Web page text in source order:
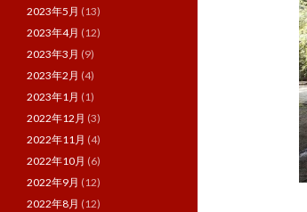
2023年5月 (13)
2023年4月 (12)
2023年3月 (9)
2023年2月 (4)
2023年1月 (1)
2022年12月 (3)
2022年11月 (4)
2022年10月 (6)
2022年9月 (12)
2022年8月 (12)